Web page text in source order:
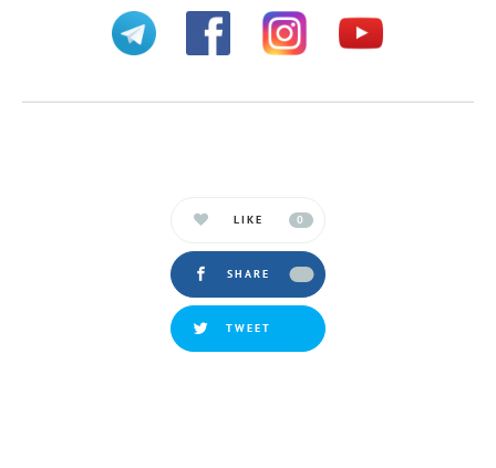
LIKE 0
SHARE
TWEET